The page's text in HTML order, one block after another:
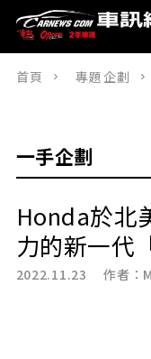
首頁 專題企劃
一手企劃
Honda於北
力的新一代
2022.11.23 作者：